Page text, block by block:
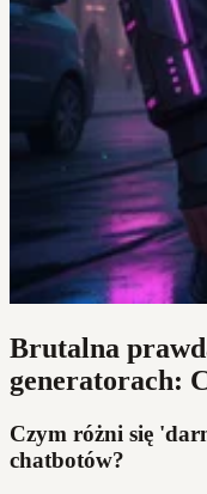
Brutalna
generatorach:
Czym różni się
chatbotów?